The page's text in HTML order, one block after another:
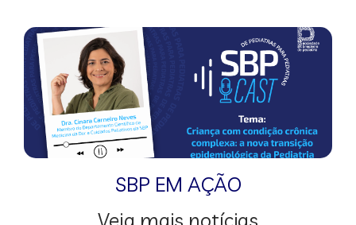
SBP EM AÇÃO
Veja mais notícias